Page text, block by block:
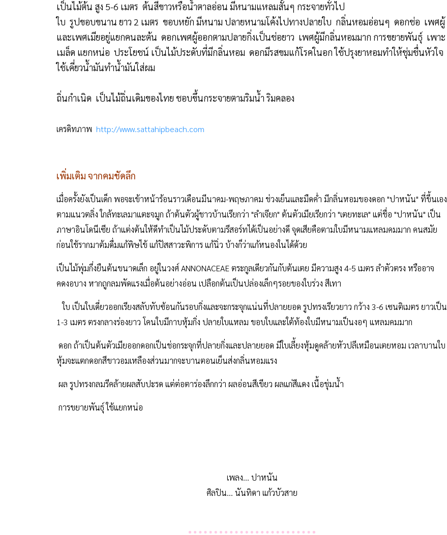
เป็นไม้ต้น สูง 5-6 เมตร ต้นสีขาวหรือน้ำตาลอ่อน มีหนามแหลมสั้นๆ กระจายทั่วไป
ใบ รูปขอบขนาน ยาว 2 เมตร ขอบหยัก มีหนาม ปลายหนามโค้งไปทางปลายใบ กลิ่นหอมอ่อนๆ ดอกช่อ เพศผู้
และเพศเมียอยู่แยกคนละต้น ดอกเพศผู้ออกตามปลายกิ่งเป็นช่อยาว เพศผู้มีกลิ่นหอมมาก การขยายพันธุ์ เพาะ
เมล็ด แยกหน่อ ประโยชน์ เป็นไม้ประดับที่มีกลิ่นหอม ดอกมีรสขมแก้โรคในอก ใช้ปรุงยาหอมทำให้ชุ่มชื่นหัวใจ
ใช้เคี่ยวน้ำมันทำน้ำมันใส่ผม
ถิ่นกำเนิด เป็นไม้ถิ่นเดิมของไทย ชอบขึ้นกระจายตามริมน้ำ ริมคลอง
เครดิทภาพ http://www.sattahipbeach.com
เพิ่มเติม จากคมชัดลึก
เมื่อครั้งยังเป็นเด็ก พอจะเข้าหน้าร้อนราวเดือนมีนาคม-พฤษภาคม ช่วงเย็นและมืดค่ำ มีกลิ่นหอมของดอก "ปาหนัน" ที่ขึ้นเอง
ตามแนวตลิ่ง ใกล้ทะเลมาแตะจมูก ถ้าต้นตัวผู้ชาวบ้านเรียกว่า "ลำเจียก" ต้นตัวเมียเรียกว่า "เตยทะเล" แต่ชื่อ "ปาหนัน" เป็น
ภาษาอินโดนีเซีย ถ้าแต่งต้นให้ดีทำเป็นไม้ประดับตามรีสอร์ทได้เป็นอย่างดี จุดเสียคือตามใบมีหนามแหลมคมมาก คนสมัย
ก่อนใช้รากมาต้มดื่มแก้พิษไข้ แก้ปัสสาวะพิการ แก้นิ่ว บ้างก็ว่าแก้หนองในได้ด้วย
เป็นไม้พุ่มกึ่งยืนต้นขนาดเล็ก อยู่ในวงศ์ ANNONACEAE ตระกูลเดียวกันกับต้นเตย มีความสูง 4-5 เมตร ลำตัวตรง หรืออาจ
คดงอบาง หากถูกลมพัดแรงเมื่อต้นอย่างอ่อน เปลือกต้นเป็นปล่องเล็กๆรอยของใบร่วง สีเทา
ใบ เป็นใบเดี่ยวออกเรียงสลับทับซ้อนกันรอบกิ่งและจะกระจุกแน่นที่ปลายยอด รูปทรงเรียวยาว กว้าง 3-6 เซนติเมตร ยาวเป็น
1-3 เมตร ตรงกลางร่องยาว โคนใบมีกาบหุ้มกิ่ง ปลายใบแหลม ขอบใบและใต้ท้องใบมีหนามเป็นงอๆ แหลมคมมาก
ดอก ถ้าเป็นต้นตัวเมียออกดอกเป็นช่อกระจุกที่ปลายกิ่งและปลายยอด มีใบเลี้ยงหุ้มดูคล้ายหัวปลีเหมือนเตยหอม เวลาบานใบ
หุ้มจะแตกดอกสีขาวอมเหลืองส่วนมากจะบานตอนเย็นส่งกลิ่นหอมแรง
ผล รูปทรงกลมรีคล้ายผลสับปะรด แต่ต่อตาร่องลึกกว่า ผลอ่อนสีเขียว ผลแก่สีแดง เนื้อชุ่มน้ำ
การขยายพันธุ์ ใช้แยกหน่อ
เพลง... ปาหนัน
ศิลปิน... นันทิดา แก้วบัวสาย